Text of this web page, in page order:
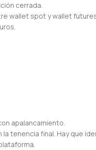
cerrada.
wallet spot y wallet
apalancamiento.
tenencia final. Hay que